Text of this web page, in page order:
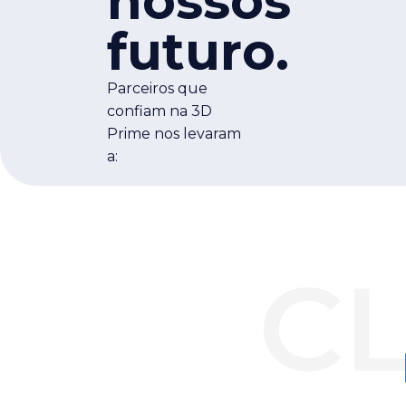
futuro.
Parceiros que
confiam na 3D
Prime nos levaram
a: